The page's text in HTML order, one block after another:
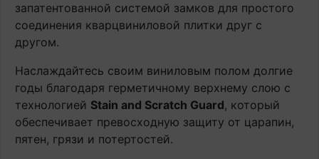
запатентованной системой замков для простого
соединения кварцвиниловой плитки друг с
другом.
Наслаждайтесь своим виниловым полом долгие
годы благодаря герметичному верхнему слою с
технологией Stain and Scratch Guard, который
обеспечивает превосходную защиту от царапин,
пятен, грязи и потертостей.